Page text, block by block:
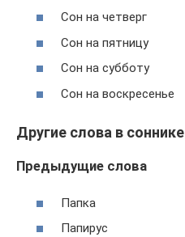
Сон на четверг
Сон на пятницу
Сон на субботу
Сон на воскресенье
Другие слова в соннике
Предыдущие слова
Папка
Папирус